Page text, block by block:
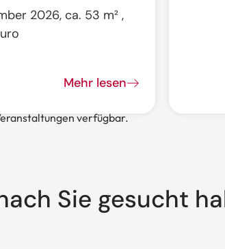
2026, ca. 53 m² ,
Mehr lesen
verfügbar.
Sie gesucht